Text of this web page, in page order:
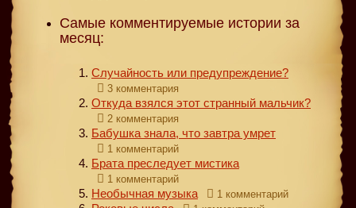
Самые комментируемые истории за
месяц:
Случайность или предупреждение?
3 комментария
Откуда взялся этот странный мальчик?
2 комментария
Бабушка знала, что завтра умрет
1 комментарий
Брата преследует мистика
1 комментарий
Необычная музыка 1 комментарий